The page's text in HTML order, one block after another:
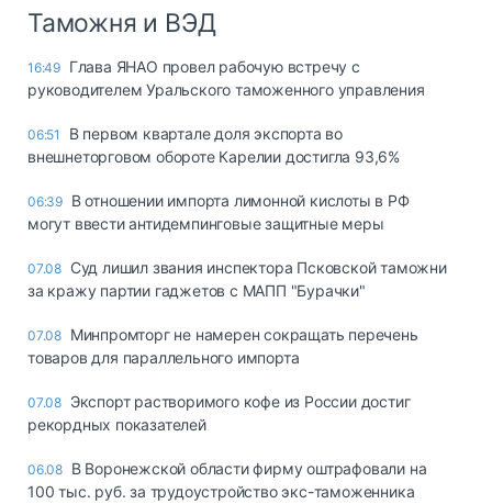
Таможня и ВЭД
16:49 Глава ЯНАО провел рабочую встречу с
руководителем Уральского таможенного управления
06:51
В первом квартале доля экспорта во
внешнеторговом обороте Карелии достигла 93,6%
06:39 В отношении импорта лимонной кислоты в РФ
могут ввести антидемпинговые защитные меры
07.08 Суд лишил звания инспектора Псковской таможни
за кражу партии гаджетов с МАПП "Бурачки"
07.08 Минпромторг не намерен сокращать перечень
товаров для параллельного импорта
07.08 Экспорт растворимого кофе из России достиг
рекордных показателей
06.08 В Воронежской области фирму оштрафовали на
100 тыс. руб. за трудоустройство экс-таможенника